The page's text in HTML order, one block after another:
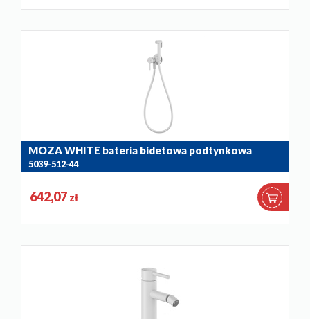
MOZA WHITE bateria bidetowa podtynkowa
5039-512-44
642,07 zł